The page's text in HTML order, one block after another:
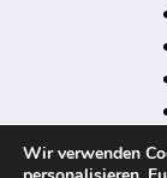
Wir verwenden